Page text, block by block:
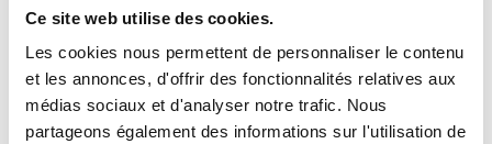
Ce site web utilise des cookies.
Les cookies nous permettent de personnaliser le contenu
et les annonces, d'offrir des fonctionnalités relatives aux
médias sociaux et d'analyser notre trafic. Nous
partageons également des informations sur l'utilisation de
Caisse mobile ou au comptoir
Vous avez la possibilité d’utiliser notre
logiciel sur deux appareils différents. Nous